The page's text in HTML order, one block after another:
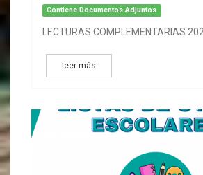
Contiene Documentos Adjuntos
LECTURAS COMPLEMENTARIAS
leer más